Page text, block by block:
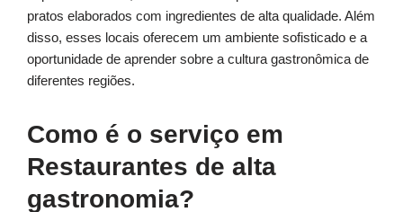
pratos elaborados com ingredientes de alta qualidade. Além
disso, esses locais oferecem um ambiente sofisticado e a
oportunidade de aprender sobre a cultura gastronômica de
diferentes regiões.
Como é o serviço em
Restaurantes de alta
gastronomia?